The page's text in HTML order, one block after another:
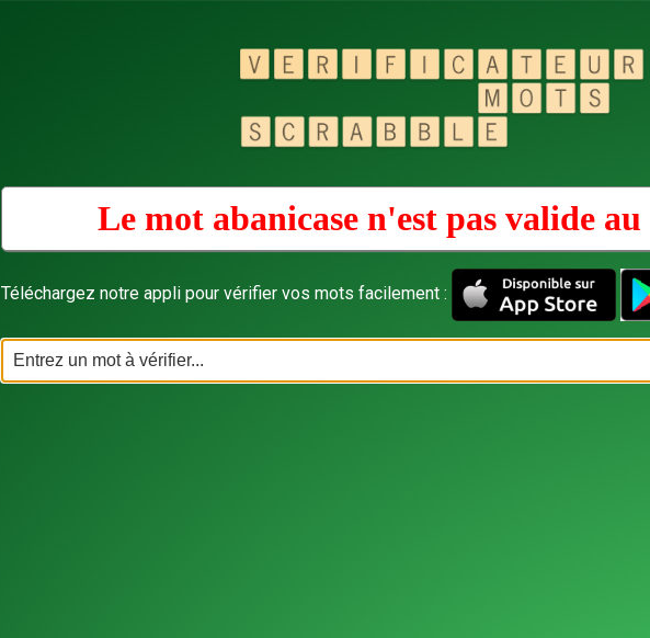
Le mot abanicase n'est pas valide au
Téléchargez notre appli pour vérifier vos mots facilement :